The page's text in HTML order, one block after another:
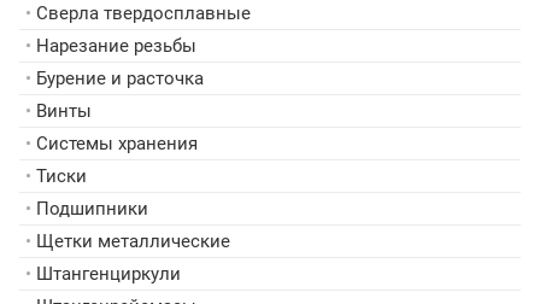
• Сверла твердосплавные
• Нарезание резьбы
• Бурение и расточка
• Винты
• Системы хранения
• Тиски
• Подшипники
• Щетки металлические
• Штангенциркули